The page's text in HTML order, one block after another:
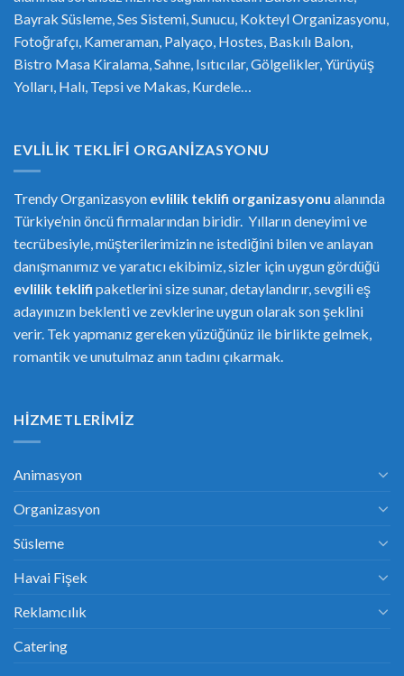
Bayrak Süsleme, Ses Sistemi, Sunucu, Kokteyl Organizasyonu,
Fotoğrafçı, Kameraman, Palyaço, Hostes, Baskılı Balon,
Bistro Masa Kiralama, Sahne, Isıtıcılar, Gölgelikler, Yürüyüş
Yolları, Halı, Tepsi ve Makas, Kurdele…
EVLILIK TEKLIFI ORGANIZASYONU
Trendy Organizasyon evlilik teklifi organizasyonu alanında
Türkiye’nin öncü firmalarından biridir. Yılların deneyimi ve
tecrübesiyle, müşterilerimizin ne istediğini bilen ve anlayan
danışmanımız ve yaratıcı ekibimiz, sizler için uygun gördüğü
evlilik teklifi paketlerini size sunar, detaylandırır, sevgili eş
adayınızın beklenti ve zevklerine uygun olarak son şeklini
verir. Tek yapmanız gereken yüzüğünüz ile birlikte gelmek,
romantik ve unutulmaz anın tadını çıkarmak.
HIZMETLERIMIZ
Animasyon
Organizasyon
Süsleme
Havai Fişek
Reklamcılık
Catering